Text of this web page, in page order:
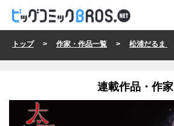
トップ> 作家・作品一覧 > 松浦だるま
連載作品・作家